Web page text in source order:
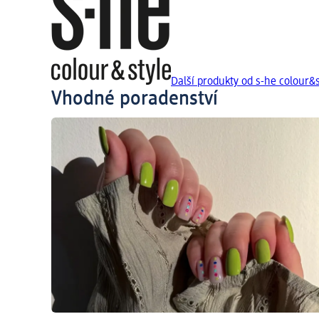
Další produkty od s-he
Vhodné poradenství